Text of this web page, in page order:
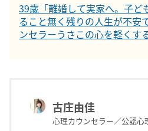
39歳「離婚して実家へ。子ど
ること無く残りの人生が不
ンセラーうさこの心を軽くす
古庄由佳
心理カウンセラー／公認心